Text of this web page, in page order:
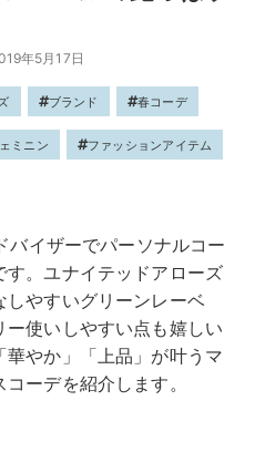
年5月17日
ブランド 春コーデ
ミニン ファッションアイテム
バイザーでパーソナルコー
。ユナイテッドアローズ
やすいグリーンレーベ
使いしやすい点も嬉しい
やか」「上品」が叶うマ
ーデを紹介します。